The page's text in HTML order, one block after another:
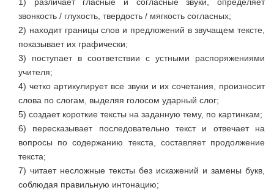
звонкость / глухость, твердость / мягкость согласных;
2) находит границы слов и предложений в звучащем тексте,
показывает их графически;
3) поступает в соответствии с устными распоряжениями
учителя;
4) четко артикулирует все звуки и их сочетания, произносит
слова по слогам, выделяя голосом ударный слог;
5) создает короткие тексты на заданную тему, по картинкам;
6) пересказывает последовательно текст и отвечает на
вопросы по содержанию текста, составляет продолжение
текста;
7) читает несложные тексты без искажений и замены букв,
соблюдая правильную интонацию;